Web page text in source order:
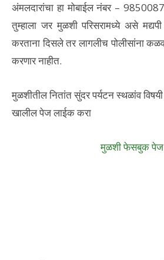
अंमलदारांचा हा मोबाईल नंबर –
तुम्हाला जर मुळशी परिसरामध्ये असे
करताना दिसले तर लागलीच पोलीसांना
करणार नाहीत.
मुळशीतील नितांत सुंदर पर्यटन स्थळांव
खालील पेज लाईक करा
मुळशी फेसबुक पेज